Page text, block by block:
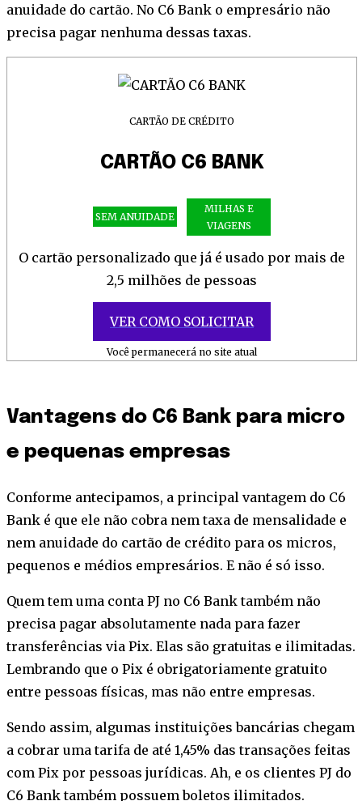
anuidade do cartão. No C6 Bank o empresário não
precisa pagar nenhuma dessas taxas.
CARTÃO DE CRÉDITO
CARTÃO C6 BANK
SEM ANUIDADE
MILHAS E
VIAGENS
O cartão personalizado que já é usado por mais de
2,5 milhões de pessoas
VER COMO SOLICITAR
Você permanecerá no site atual
Vantagens do C6 Bank para micro
e pequenas empresas
Conforme antecipamos, a principal vantagem do C6
Bank é que ele não cobra nem taxa de mensalidade e
nem anuidade do cartão de crédito para os micros,
pequenos e médios empresários. E não é só isso.
Quem tem uma conta PJ no C6 Bank também não
precisa pagar absolutamente nada para fazer
transferências via Pix. Elas são gratuitas e ilimitadas.
Lembrando que o Pix é obrigatoriamente gratuito
entre pessoas físicas, mas não entre empresas.
Sendo assim, algumas instituições bancárias chegam
a cobrar uma tarifa de até 1,45% das transações feitas
com Pix por pessoas jurídicas. Ah, e os clientes PJ do
C6 Bank também possuem boletos ilimitados.